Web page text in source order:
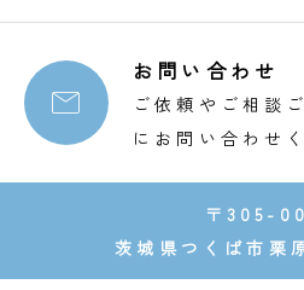

お問い合わせ
ご依頼やご相談
にお問い合わせ
〒305-
茨城県つくば市栗